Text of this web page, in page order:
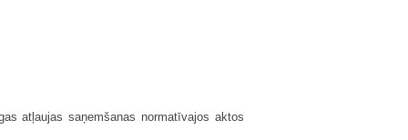
atļaujas saņemšanas normatīvajos aktos